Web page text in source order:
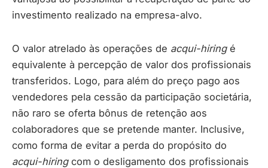
investimento realizado na empresa-alvo.
O valor atrelado às operações de acqui-hiringé
equivalente à percepção de valor dos profissionais
transferidos. Logo, para além do preço pago aos
vendedores pela cessão da participação societária,
não raro se oferta bônus de retenção aos
colaboradores que se pretende manter. Inclusive,
como forma de evitar a perda do propósito do
acqui-hiringcom o desligamento dos profissionais